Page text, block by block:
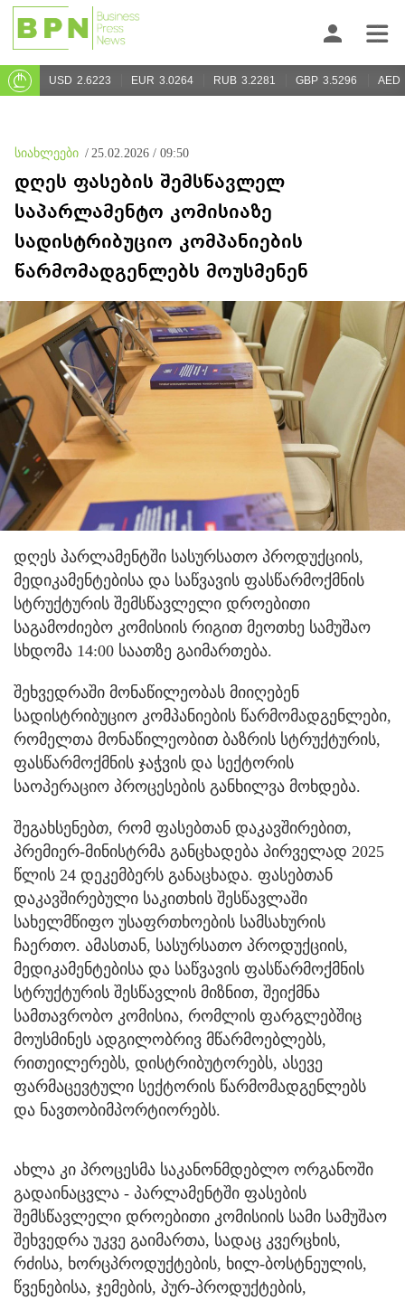
USD 2.6223 EUR 3.0264 RUB 3.2281 GBP 3.5296 AED
სიახლეები / 25.02.2026 / 09:50
დღეს ფასების შემსწავლელ
საპარლამენტო კომისიაზე
სადისტრიბუციო კომპანიების
წარმომადგენლებს მოუსმენენ
დღეს პარლამენტში სასურსათო პროდუქციის,
მედიკამენტებისა და საწვავის ფასწარმოქმნის
სტრუქტურის შემსწავლელი დროებითი
საგამოძიებო კომისიის რიგით მეოთხე სამუშაო
სხდომა 14:00 საათზე გაიმართება.
შეხვედრაში მონაწილეობას მიიღებენ
სადისტრიბუციო კომპანიების წარმომადგენლები,
რომელთა მონაწილეობით ბაზრის სტრუქტურის,
ფასწარმოქმნის ჯაჭვის და სექტორის
საოპერაციო პროცესების განხილვა მოხდება.
შეგახსენებთ, რომ ფასებთან დაკავშირებით,
პრემიერ-მინისტრმა განცხადება პირველად 2025
წლის 24 დეკემბერს განაცხადა. ფასებთან
დაკავშირებული საკითხის შესწავლაში
სახელმწიფო უსაფრთხოების სამსახურის
ჩაერთო. ამასთან, სასურსათო პროდუქციის,
მედიკამენტებისა და საწვავის ფასწარმოქმნის
სტრუქტურის შესწავლის მიზნით, შეიქმნა
სამთავრობო კომისია, რომლის ფარგლებშიც
მოუსმინეს ადგილობრივ მწარმოებლებს,
რითეილერებს, დისტრიბუტორებს, ასევე
ფარმაცევტული სექტორის წარმომადგენლებს
და ნავთობიმპორტიორებს.
ახლა კი პროცესმა საკანონმდებლო ორგანოში
გადაინაცვლა - პარლამენტში ფასების
შემსწავლელი დროებითი კომისიის სამი სამუშაო
შეხვედრა უკვე გაიმართა, სადაც კვერცხის,
რძისა, ხორცპროდუქტების, ხილ-ბოსტნეულის,
წვენებისა, ჯემების, პურ-პროდუქტების,